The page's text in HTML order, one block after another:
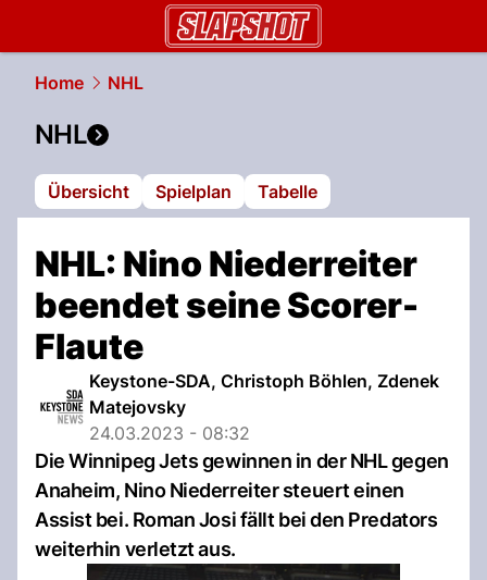
Home NHL
NHL
Übersicht Spielplan Tabelle
NHL: Nino Niederreiter
beendet seine Scorer-
Flaute
Keystone-SDA, Christoph Böhlen, Zdenek
Matejovsky
24.03.2023 - 08:32
Die Winnipeg Jets gewinnen in der NHL gegen
Anaheim, Nino Niederreiter steuert einen
Assist bei. Roman Josi fällt bei den Predators
weiterhin verletzt aus.